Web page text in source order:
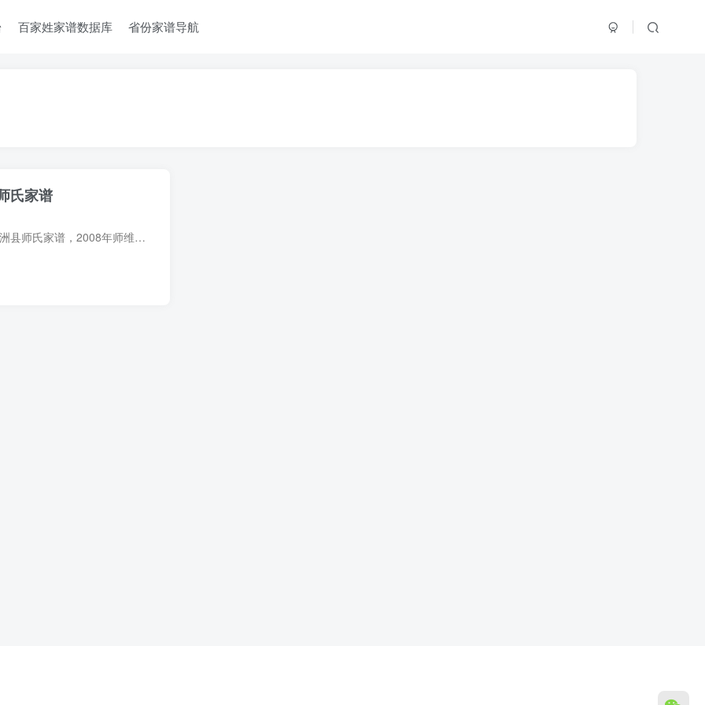
百家姓家谱数据库 省份家谱导航
氏家谱
家谱简介 陕西榆林子洲县师氏家谱，2008年师维艺主编，1册。据称子洲县师氏族人从清涧县迁移而来，具体源流无考。清代有师成祥、师应东等人。 家谱部分预览 电子版PDF网盘下载